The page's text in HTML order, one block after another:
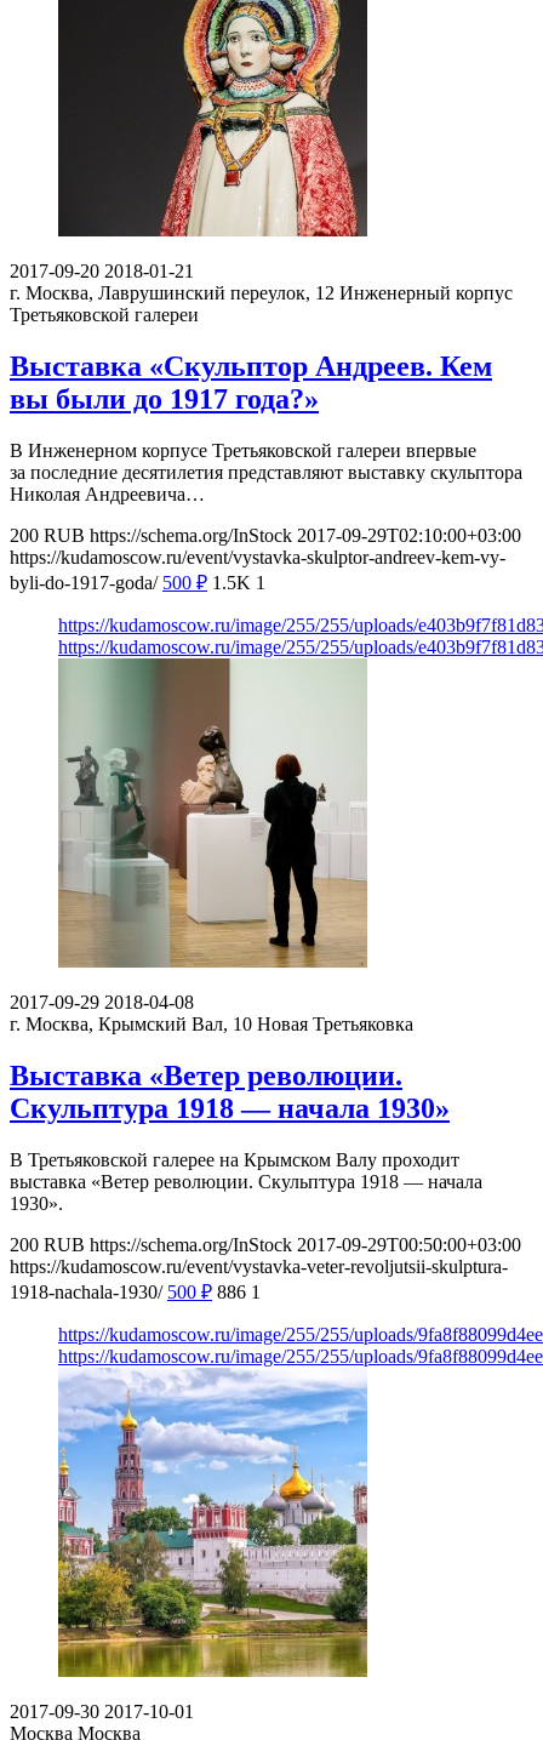
2017-09-20 2018-01-21
г. Москва, Лаврушинский переулок, 12 Инженерный корпус
Третьяковской галереи
Выставка «Скульптор Андреев. Кем
вы были до 1917 года?»
В Инженерном корпусе Третьяковской галереи впервые
за последние десятилетия представляют выставку скульптора
Николая Андреевича…
200 RUB https://schema.org/InStock 2017-09-29T02:10:00+03:00
https://kudamoscow.ru/event/vystavka-skulptor-andreev-kem-vy-
byli-do-1917-goda/ 500 ₽ 1.5K 1
https://kudamoscow.ru/image/255/255/uploads/
https://kudamoscow.ru/image/255/255/uploads/
2017-09-29 2018-04-08
г. Москва, Крымский Вал, 10 Новая Третьяковка
Выставка «Ветер революции.
Скульптура 1918 — начала 1930»
В Третьяковской галерее на Крымском Валу проходит
выставка «Ветер революции. Скульптура 1918 — начала
1930».
200 RUB https://schema.org/InStock 2017-09-29T00:50:00+03:00
https://kudamoscow.ru/event/vystavka-veter-revoljutsii-skulptura-
1918-nachala-1930/ 500 ₽ 886 1
https://kudamoscow.ru/image/255/255/uploads/
https://kudamoscow.ru/image/255/255/uploads/
2017-09-30 2017-10-01
Москва Москва